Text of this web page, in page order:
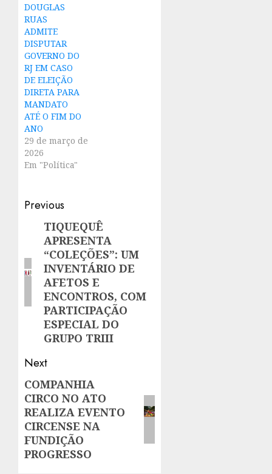
DOUGLAS
RUAS
ADMITE
DISPUTAR
GOVERNO DO
RJ EM CASO
DE ELEIÇÃO
DIRETA PARA
MANDATO
ATÉ O FIM DO
ANO
29 de março de
2026
Em "Política"
Post
navigation
Previous
Previous
post:
TIQUEQUÊ
APRESENTA
“COLEÇÕES”: UM
INVENTÁRIO DE
AFETOS E
ENCONTROS, COM
PARTICIPAÇÃO
ESPECIAL DO
GRUPO TRIII
Next
Next
post:
COMPANHIA
CIRCO NO ATO
REALIZA EVENTO
CIRCENSE NA
FUNDIÇÃO
PROGRESSO